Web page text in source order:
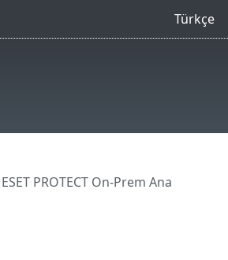
Türkçe
ESET PROTECT On-Prem Ana